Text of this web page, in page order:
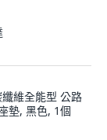
維全能型 公路
墊, 黑色, 1個